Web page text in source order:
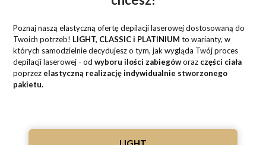
Poznaj naszą elastyczną ofertę depilacji laserowej dostosowaną do
Twoich potrzeb! LIGHT, CLASSIC i PLATINIUM to warianty, w
których samodzielnie decydujesz o tym, jak wygląda Twój proces
depilacji laserowej - odwyboru ilości zabiegóworaz części ciała
poprzez elastyczną realizację indywidualnie stworzonego
pakietu.